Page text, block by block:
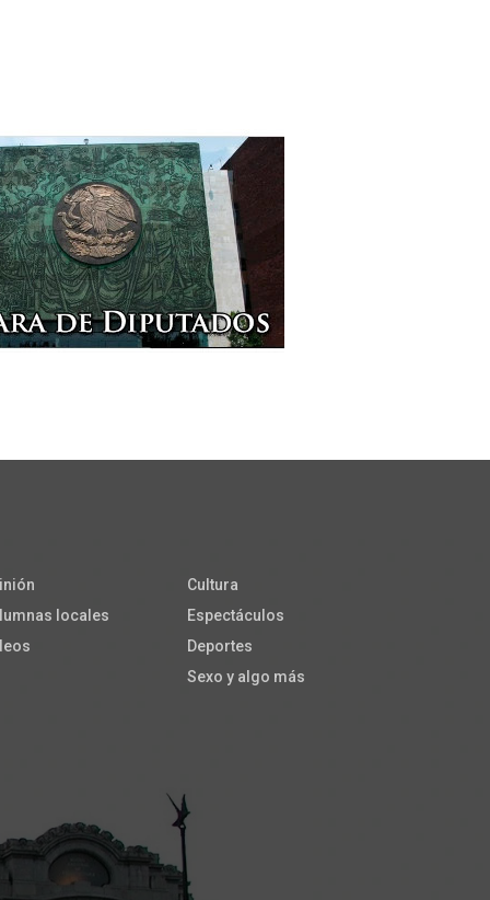
locales
Cultura
Espectáculos
Deportes
Sexo y algo más